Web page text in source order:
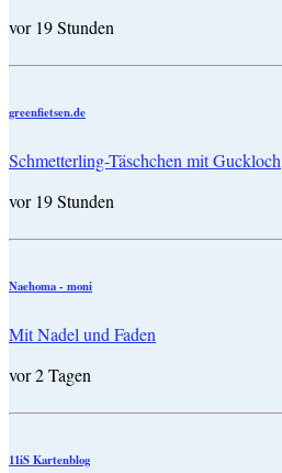
vor 19 Stunden
greenfietsen.de
Schmetterling-Täschchen mit Guckloch
vor 19 Stunden
Naehoma - moni
Mit Nadel und Faden
vor 2 Tagen
11iS Kartenblog